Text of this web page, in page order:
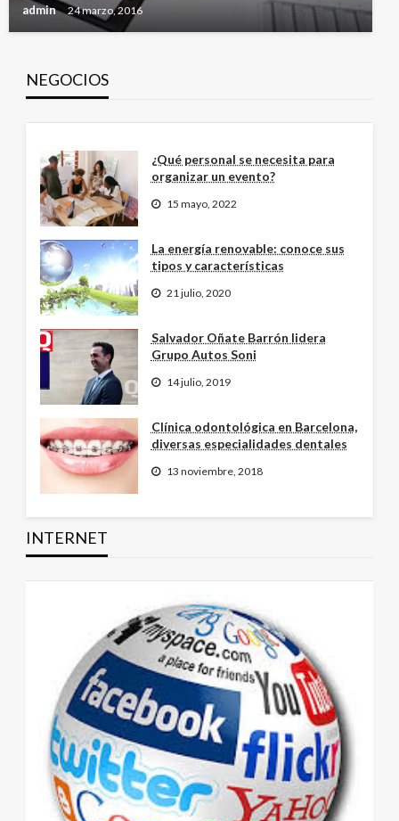
admin 24 marzo, 2016
NEGOCIOS
¿Qué personal se necesita para
organizar un evento?
15 mayo, 2022
La energía renovable: conoce sus
tipos y características
21 julio, 2020
Salvador Oñate Barrón lidera
Grupo Autos Soni
14 julio, 2019
Clínica odontológica en Barcelona,
diversas especialidades dentales
13 noviembre, 2018
INTERNET